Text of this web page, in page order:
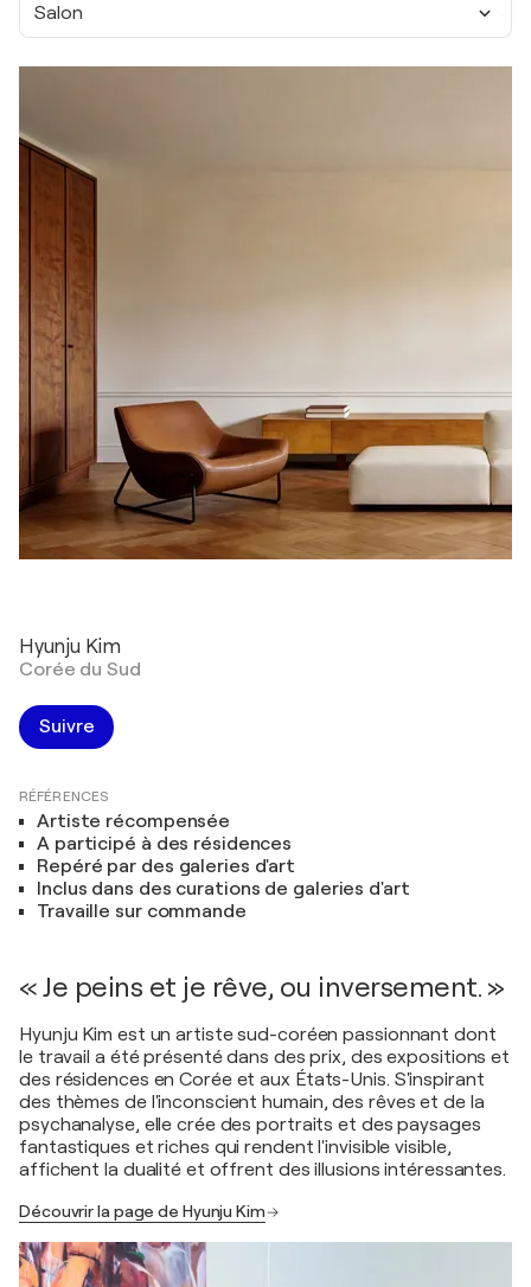
Salon
Hyunju Kim
Corée du Sud
Suivre
RÉFÉRENCES
Artiste récompensée
A participé à des résidences
Repéré par des galeries d'art
Inclus dans des curations de galeries d'art
Travaille sur commande
« Je peins et je rêve, ou inversement. »
Hyunju Kim est un artiste sud-coréen passionnant dont
le travail a été présenté dans des prix, des expositions et
des résidences en Corée et aux États-Unis. S'inspirant
des thèmes de l'inconscient humain, des rêves et de la
psychanalyse, elle crée des portraits et des paysages
fantastiques et riches qui rendent l'invisible visible,
affichent la dualité et offrent des illusions intéressantes.
Découvrir la page de Hyunju Kim